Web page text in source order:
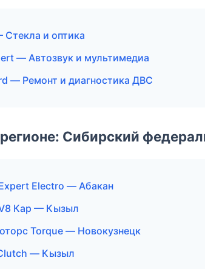
и оптика
— Автозвук и мультимедиа
— Ремонт и диагностика ДВС
Сибирский
Electro — Абакан
Кар — Кызыл
Torque — Новокузнецк
— Кызыл